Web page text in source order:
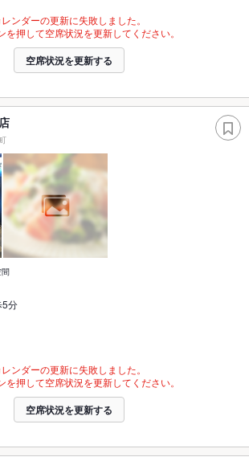
ンダーの更新に失敗しました。
を押して空席状況を更新してください。
空席状況を更新する
間
5分
ンダーの更新に失敗しました。
を押して空席状況を更新してください。
空席状況を更新する